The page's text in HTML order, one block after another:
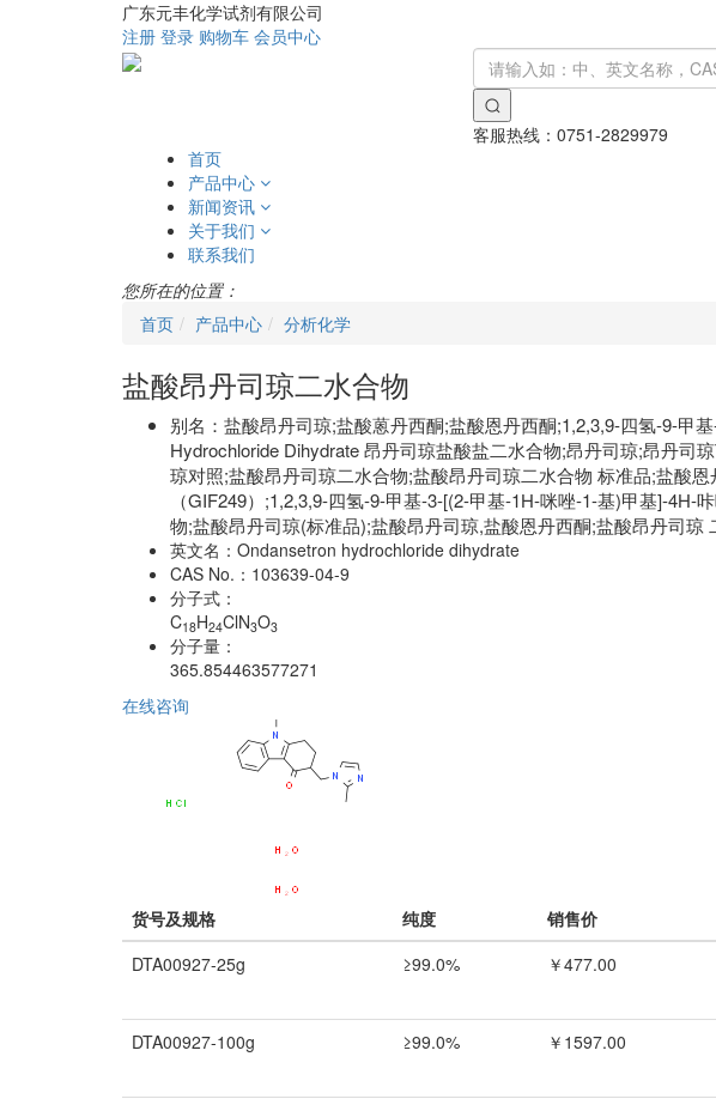
广东元丰化学试剂有限公司
注册 登录 购物车 会员中心
客服热线： 0751-2829979
首页
产品中心
新闻资讯
关于我们
联系我们
您所在的位置：
首页
产品中心 分析化学
盐酸昂丹司琼二水合物
别名： 盐酸昂丹司琼;盐酸蒽丹西酮;盐酸恩丹西酮;1,2,3,9-四氢-9-甲
Hydrochloride Dihydrate 昂丹司琼盐酸盐二水合物;昂丹司琼;昂丹司
琼对照;盐酸昂丹司琼二水合物;盐酸昂丹司琼二水合物 标准品;盐酸
（GIF249）;1,2,3,9-四氢-9-甲基-3-[(2-甲基-1H-咪唑-1-基)甲基]-
物;盐酸昂丹司琼(标准品);盐酸昂丹司琼,盐酸恩丹西酮;盐酸昂丹司琼
英文名： Ondansetron hydrochloride dihydrate
CAS No.： 103639-04-9
分子式：
C18H24ClN3O3
分子量：
365.854463577271
在线咨询
货号及规格 纯度 销售价
DTA00927-25g
≥99.0% ￥477.00
DTA00927-100g ≥99.0% ￥1597.00